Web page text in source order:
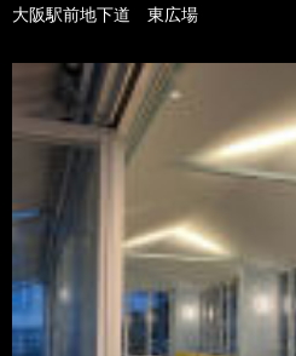
大阪駅前地下道 東広場